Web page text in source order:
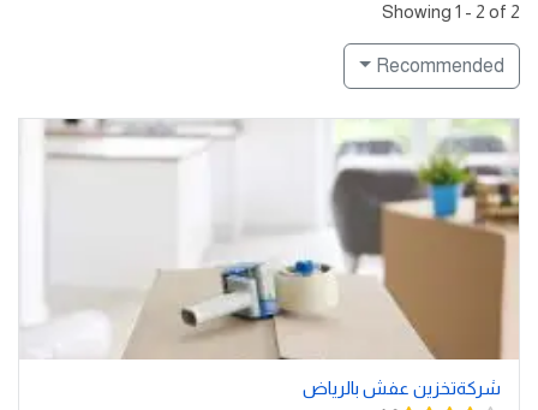
Showing 1 - 2 of 2
Recommended
شركةتخزين عفش بالرياض